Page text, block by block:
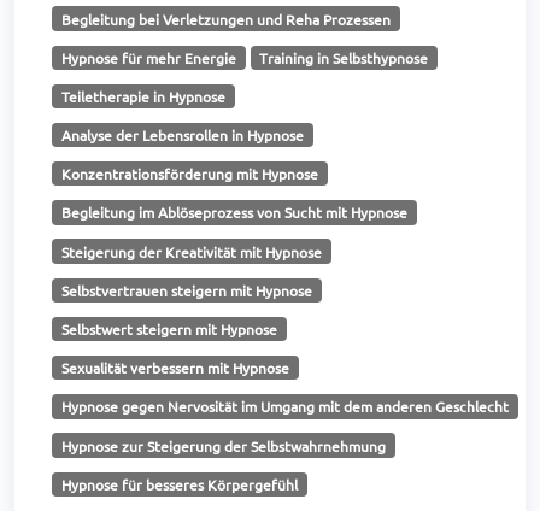
Begleitung bei Verletzungen und Reha Prozessen
Hypnose für mehr Energie Training in Selbsthypnose
Teiletherapie in Hypnose
Analyse der Lebensrollen in Hypnose
Konzentrationsförderung mit Hypnose
Begleitung im Ablöseprozess von Sucht mit Hypnose
Steigerung der Kreativität mit Hypnose
Selbstvertrauen steigern mit Hypnose
Selbstwert steigern mit Hypnose
Sexualität verbessern mit Hypnose
Hypnose gegen Nervosität im Umgang mit dem anderen Geschlecht
Hypnose zur Steigerung der Selbstwahrnehmung
Hypnose für besseres Körpergefühl